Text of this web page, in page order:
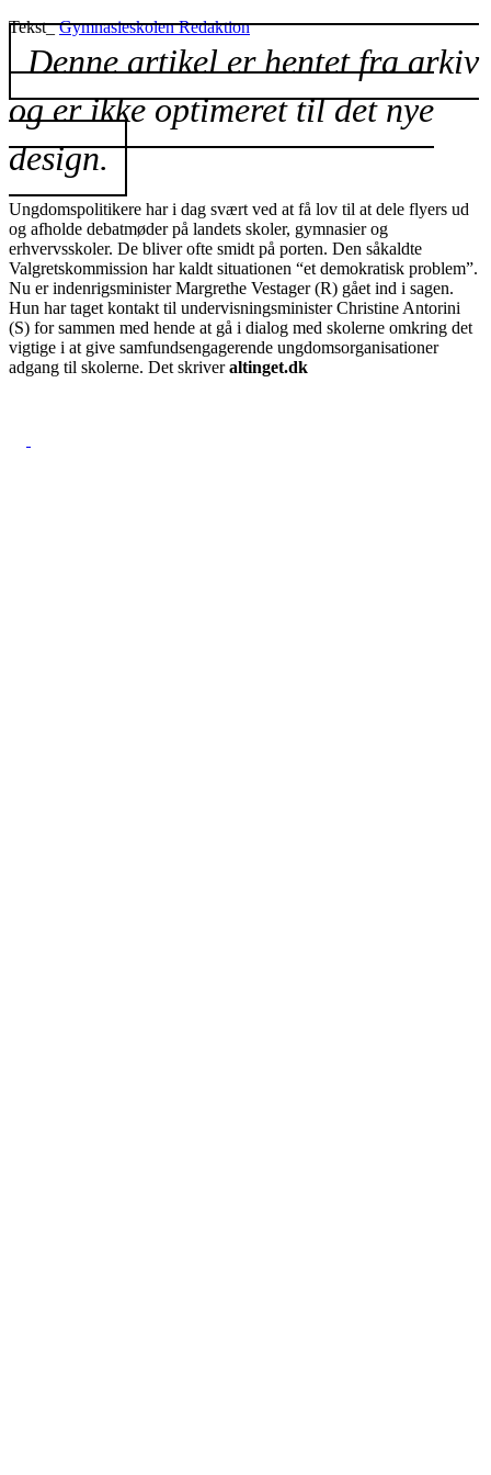
Tekst_Gymnasieskolen Redaktion
Denne artikel er hentet fra arkiv
og er ikke optimeret til det nye
design.
Ungdomspolitikere har i dag svært ved at få lov til at dele flyers ud
og afholde debatmøder på landets skoler, gymnasier og
erhvervsskoler. De bliver ofte smidt på porten. Den såkaldte
Valgretskommission har kaldt situationen “et demokratisk problem”.
Nu er indenrigsminister Margrethe Vestager (R) gået ind i sagen.
Hun har taget kontakt til undervisningsminister Christine Antorini
(S) for sammen med hende at gå i dialog med skolerne omkring det
vigtige i at give samfundsengagerende ungdomsorganisationer
adgang til skolerne. Det skriveraltinget.dk